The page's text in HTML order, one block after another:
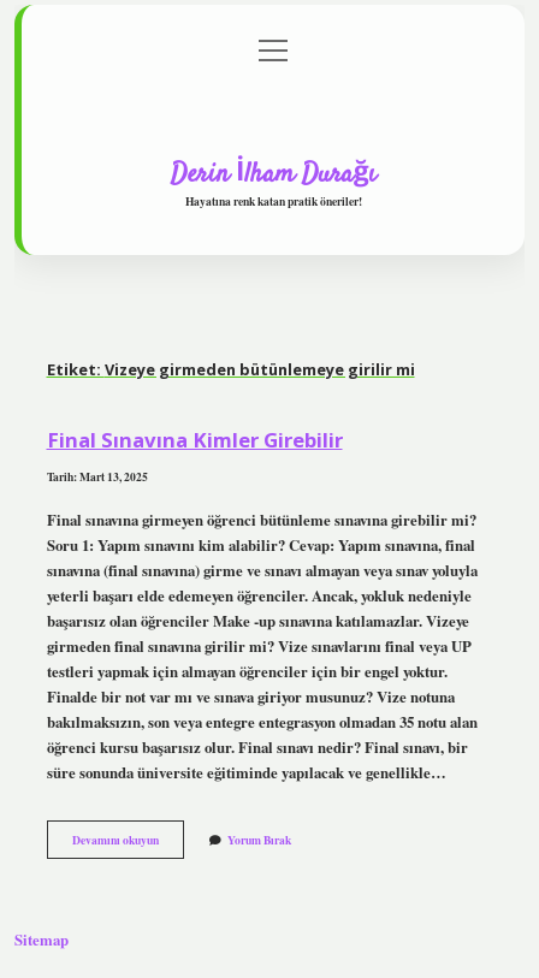
Gizlilik Politikası
menüyü
aç
Derin İlham Durağı
Hayatına renk katan pratik öneriler!
Etiket: Vizeye girmeden bütünlemeye girilir mi
Final Sınavına Kimler Girebilir
Tarih: Mart 13, 2025
Final sınavına girmeyen öğrenci bütünleme sınavına girebilir mi?
Soru 1: Yapım sınavını kim alabilir? Cevap: Yapım sınavına, final
sınavına (final sınavına) girme ve sınavı almayan veya sınav yoluyla
yeterli başarı elde edemeyen öğrenciler. Ancak, yokluk nedeniyle
başarısız olan öğrenciler Make -up sınavına katılamazlar. Vizeye
girmeden final sınavına girilir mi? Vize sınavlarını final veya UP
testleri yapmak için almayan öğrenciler için bir engel yoktur.
Finalde bir not var mı ve sınava giriyor musunuz? Vize notuna
bakılmaksızın, son veya entegre entegrasyon olmadan 35 notu alan
öğrenci kursu başarısız olur. Final sınavı nedir? Final sınavı, bir
süre sonunda üniversite eğitiminde yapılacak ve genellikle…
Devamını okuyunFinal
Sınavına
Yorum Bırak
Sitemap